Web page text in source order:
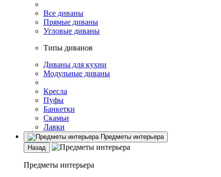
Все диваны
Прямые диваны
Угловые диваны
Типы диванов
Диваны для кухни
Модульные диваны
Кресла
Пуфы
Банкетки
Скамьи
Лавки
Предметы интерьера
Назад
Предметы интерьера